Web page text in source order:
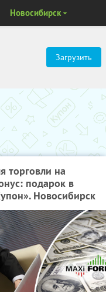
Загрузить
Новосибирск
торговли на
подарок в
Новосибирск